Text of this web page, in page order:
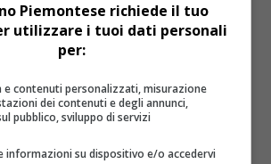
Piemontese richiede il tuo
utilizzare i tuoi dati personali
per:
e contenuti personalizzati, misurazione
dei contenuti e degli annunci,
pubblico, sviluppo di servizi
informazioni su dispositivo e/o accedervi